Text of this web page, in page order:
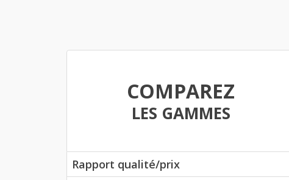
COMPAREZ
LES GAMMES
Rapport qualité/prix